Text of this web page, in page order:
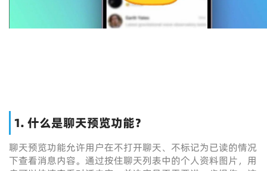
1. 什么是聊天预览功能？
聊天预览功能允许用户在不打开聊天、不标记为已读的情况
下查看消息内容。通过按住聊天列表中的个人资料图片，用